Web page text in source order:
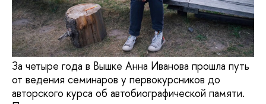
За четыре года в Вышке Анна Иванова прошла путь
от ведения семинаров у первокурсников до
авторского курса об автобиографической памяти.